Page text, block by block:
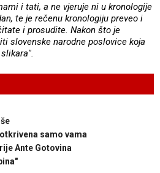
i tati, a ne vjeruje ni u kronologije
te je rečenu kronologiju preveo i
i prosudite. Nakon što je
slovenske narodne poslovice koja
samo vama
Ante Gotovina